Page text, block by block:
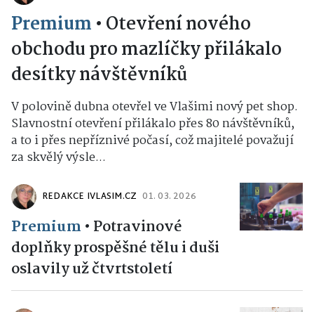
Premium • Otevření nového
obchodu pro mazlíčky přilákalo
desítky návštěvníků
V polovině dubna otevřel ve Vlašimi nový pet shop.
Slavnostní otevření přilákalo přes 80 návštěvníků,
a to i přes nepříznivé počasí, což majitelé považují
za skvělý výsle...
REDAKCE IVLASIM.CZ 01. 03. 2026
Premium • Potravinové
doplňky prospěšné tělu i duši
oslavily už čtvrtstoletí